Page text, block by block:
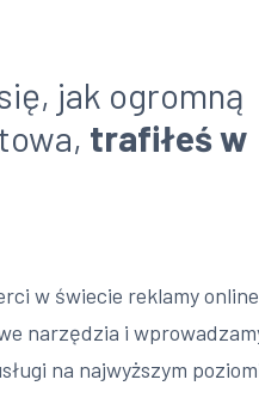
jak ogromną
trafiłeś w
w świecie reklamy
narzędzia i
na najwyższym